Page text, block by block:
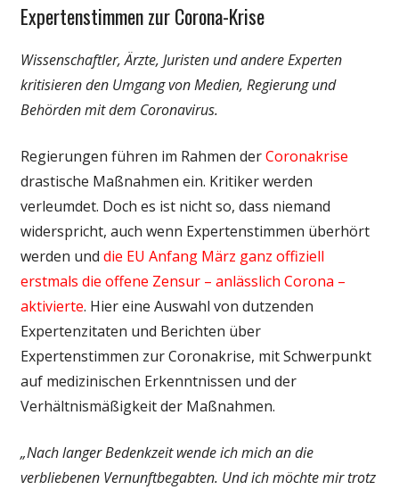
Gesellschaft
Politik
Wirtschaft
Wissenschaft
Expertenstimmen zur Corona-Krise
Wissenschaftler, Ärzte, Juristen und andere Experten
kritisieren den Umgang von Medien, Regierung und
Behörden mit dem Coronavirus.
Regierungen führen im Rahmen derCoronakrise
drastische Maßnahmen ein. Kritiker werden
verleumdet. Doch es ist nicht so, dass niemand
widerspricht, auch wenn Expertenstimmen überhört
werden und die EU Anfang März ganz offiziell
erstmals die offene Zensur – anlässlich Corona –
aktivierte. Hier eine Auswahl von dutzenden
Expertenzitaten und Berichten über
Expertenstimmen zur Coronakrise, mit Schwerpunkt
auf medizinischen Erkenntnissen und der
Verhältnismäßigkeit der Maßnahmen.
„Nach langer Bedenkzeit wende ich mich an die
verbliebenen Vernunftbegabten. Und ich möchte mir trotz